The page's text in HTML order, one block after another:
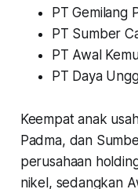
PT Gemilang
PT Sumber
PT Awal
PT Daya
Keempat anak
Padma, dan
perusahaan
nikel, sedangkan